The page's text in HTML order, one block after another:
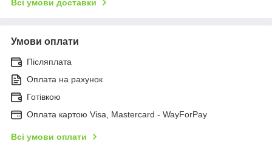
Всі умови доставки
Умови оплати
Післяплата
Оплата на рахунок
Готівкою
Оплата картою Visa, Mastercard - WayForPay
Всі умови оплати